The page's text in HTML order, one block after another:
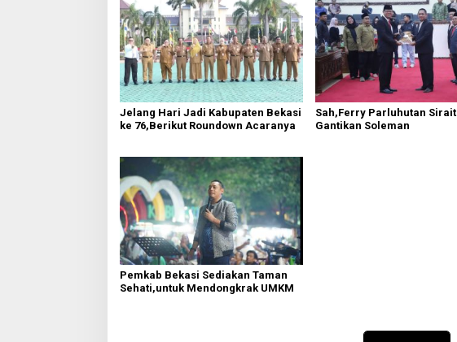
Jelang Hari Jadi Kabupaten Bekasi
ke 76,Berikut Roundown Acaranya
Sah,Ferry Parluhutan Sirait
Gantikan Soleman
Pemkab Bekasi Sediakan Taman
Sehati,untuk Mendongkrak UMKM